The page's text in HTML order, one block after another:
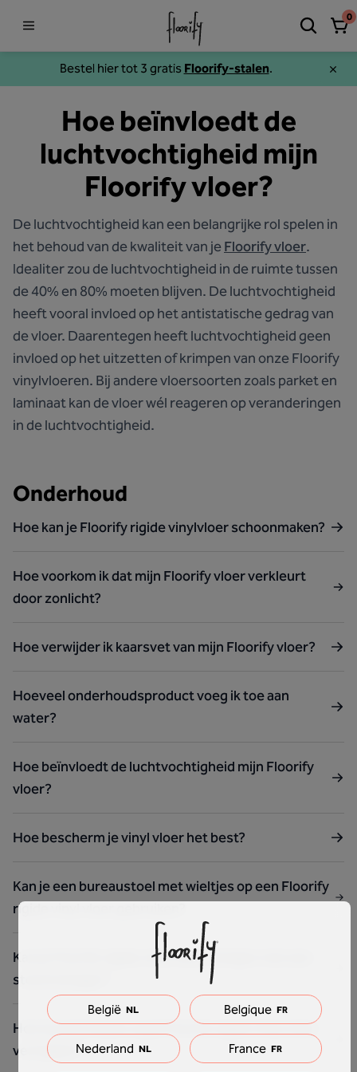
Bestel hier tot 3 gratis Floorify-stalen.
0
Hoe beïnvloedt de
luchtvochtigheid mijn
Floorify vloer?
De luchtvochtigheid kan een belangrijke rol spelen in
het behoud van de kwaliteit van jeFloorify vloer.
Idealiter zou de luchtvochtigheid in de ruimte tussen
de 40% en 80% moeten blijven. De luchtvochtigheid
heeft vooral invloed op het antistatische gedrag van
de vloer. Daarentegen heeft luchtvochtigheid geen
invloed op het uitzetten of krimpen van onze Floorify
vinylvloeren. Bij andere vloersoorten zoals parket en
laminaat kan de vloer wél reageren op veranderingen
in de luchtvochtigheid.
Onderhoud
Hoe kan je Floorify rigide vinylvloer schoonmaken?
Hoe voorkom ik dat mijn Floorify vloer verkleurt
door zonlicht?
Hoe verwijder ik kaarsvet van mijn Floorify vloer?
Hoeveel onderhoudsproduct voeg ik toe aan
water?
Hoe beïnvloedt de luchtvochtigheid mijn Floorify
vloer?
Hoe bescherm je vinyl vloer het best?
Kan je een bureaustoel met wieltjes op een Floorify
rigide vinyl vloer gebruiken?
Kan je Floorify rigide vinyl vloer reinigen met een
stoomreiniger?
Hoe kan je krassen op je Floorify rigide Vinyl vloer
vermijden?
België NL Belgique FR
Nederland NL France FR